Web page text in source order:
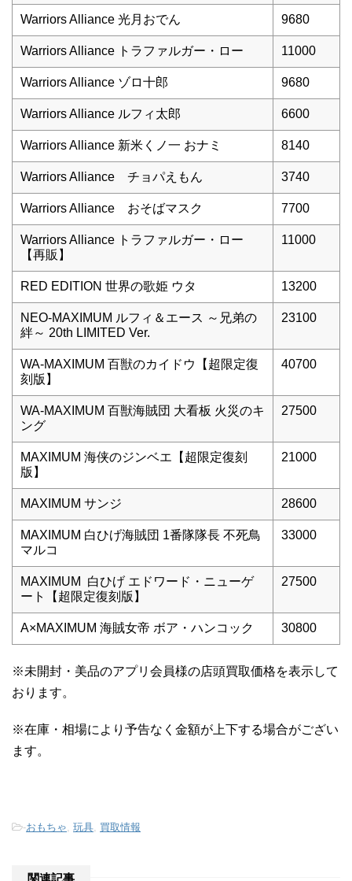
Warriors Alliance 光月おでん 9680
Warriors Alliance トラファルガー・ロー 11000
Warriors Alliance ゾロ十郎 9680
Warriors Alliance ルフィ太郎 6600
Warriors Alliance 新米くノ一 おナミ 8140
Warriors Alliance チョパえもん 3740
Warriors Alliance おそばマスク 7700
Warriors Alliance トラファルガー・ロー
【再販】
11000
RED EDITION 世界の歌姫 ウタ 13200
NEO-MAXIMUM ルフィ＆エース ～兄弟の
絆～ 20th LIMITED Ver.
23100
WA-MAXIMUM 百獣のカイドウ【超限定復
刻版】
40700
WA-MAXIMUM 百獣海賊団 大看板 火災のキ
ング
27500
MAXIMUM 海侠のジンベエ【超限定復刻
版】
21000
MAXIMUM サンジ 28600
MAXIMUM 白ひげ海賊団 1番隊隊長 不死鳥
マルコ
33000
MAXIMUM 白ひげ エドワード・ニューゲ
ート【超限定復刻版】
27500
A×MAXIMUM 海賊女帝 ボア・ハンコック 30800
※未開封・美品のアプリ会員様の店頭買取価格を表示して
おります。
※在庫・相場により予告なく金額が上下する場合がござい
ます。
-おもちゃ, 玩具, 買取情報